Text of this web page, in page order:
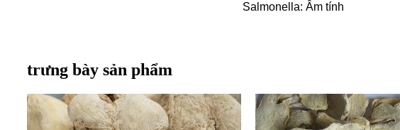
Salmonella: Âm tính
trưng bày sản phẩm